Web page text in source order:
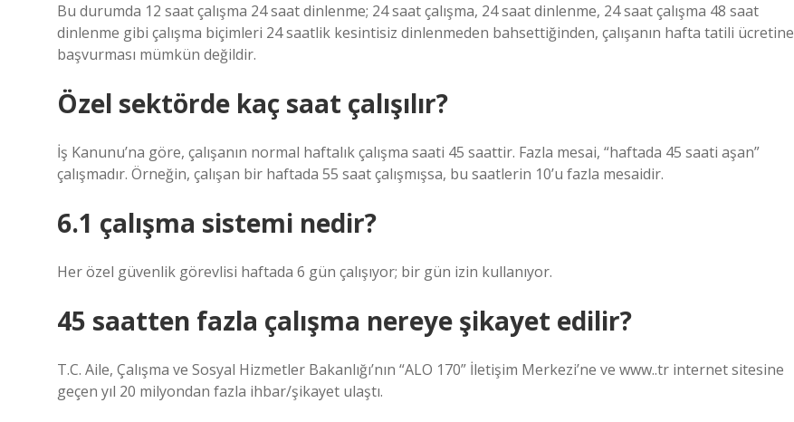
Bu durumda 12 saat çalışma 24 saat dinlenme; 24 saat çalışma, 24 saat dinlenme, 24 saat çalışma 48 saat
dinlenme gibi çalışma biçimleri 24 saatlik kesintisiz dinlenmeden bahsettiğinden, çalışanın hafta tatili ücretine
başvurması mümkün değildir.
Özel sektörde kaç saat çalışılır?
İş Kanunu’na göre, çalışanın normal haftalık çalışma saati 45 saattir. Fazla mesai, “haftada 45 saati aşan”
çalışmadır. Örneğin, çalışan bir haftada 55 saat çalışmışsa, bu saatlerin 10’u fazla mesaidir.
6.1 çalışma sistemi nedir?
Her özel güvenlik görevlisi haftada 6 gün çalışıyor; bir gün izin kullanıyor.
45 saatten fazla çalışma nereye şikayet edilir?
T.C. Aile, Çalışma ve Sosyal Hizmetler Bakanlığı’nın “ALO 170” İletişim Merkezi’ne ve www..tr internet sitesine
geçen yıl 20 milyondan fazla ihbar/şikayet ulaştı.